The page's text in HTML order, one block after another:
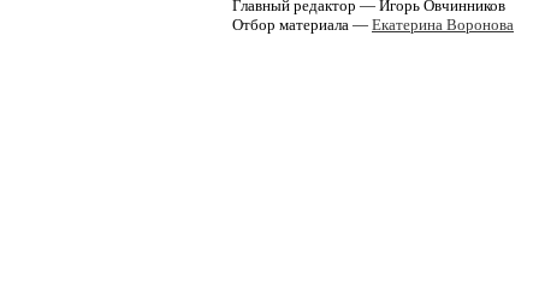
Главный редактор — Игорь Овчинников
Отбор материала — Екатерина Воронова